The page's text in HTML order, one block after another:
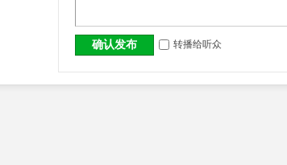
确认发布 转播给听众